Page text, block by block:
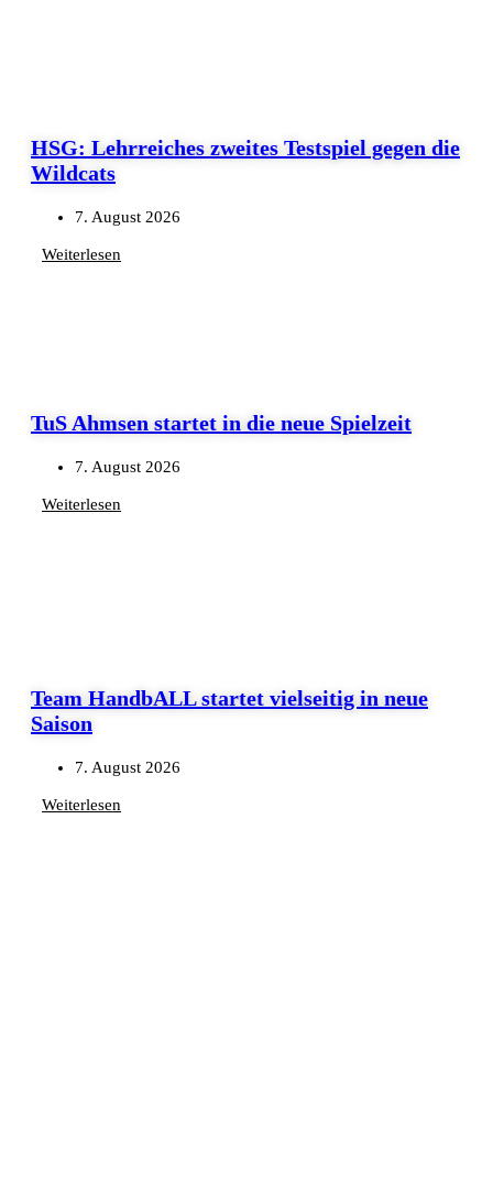
HSG: Lehrreiches zweites Testspiel gegen die
Wildcats
7. August 2026
Weiterlesen
TuS Ahmsen startet in die neue Spielzeit
7. August 2026
Weiterlesen
Team HandbALL startet vielseitig in neue
Saison
7. August 2026
Weiterlesen